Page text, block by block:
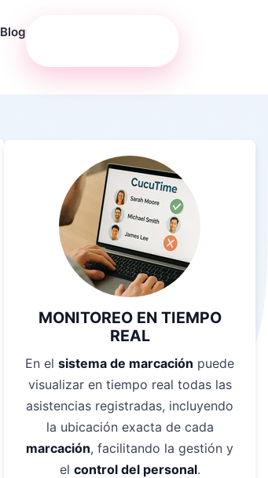
Blog
MONITOREO EN TIEMPO
REAL
En el sistema de marcación puede
visualizar en tiempo real todas las
asistencias registradas, incluyendo
la ubicación exacta de cada
marcación, facilitando la gestión y
el control del personal.